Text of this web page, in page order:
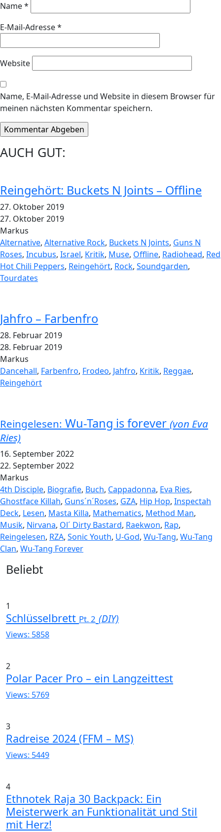
Name*
E-Mail-Adresse*
Website
Name, E-Mail-Adresse und Website in diesem Browser für
meinen nächsten Kommentar speichern.
AUCH GUT:
Reingehört: Buckets N Joints – Offline
27. Oktober 2019
27. Oktober 2019
Markus
Alternative, Alternative Rock, Buckets N Joints, Guns N
Roses, Incubus, Israel, Kritik, Muse, Offline, Radiohead, Red
Hot Chili Peppers, Reingehört, Rock, Soundgarden,
Tourdates
Jahfro – Farbenfro
28. Februar 2019
28. Februar 2019
Markus
Dancehall, Farbenfro, Frodeo, Jahfro, Kritik, Reggae,
Reingehört
Reingelesen: Wu-Tang is forever (von Eva
Ries)
16. September 2022
22. September 2022
Markus
4th Disciple, Biografie, Buch, Cappadonna, Eva Ries,
Ghostface Killah, Guns´n´Roses, GZA, Hip Hop, Inspectah
Deck, Lesen, Masta Killa, Mathematics, Method Man,
Musik, Nirvana, Ol´ Dirty Bastard, Raekwon, Rap,
Reingelesen, RZA, Sonic Youth, U-God, Wu-Tang, Wu-Tang
Clan, Wu-Tang Forever
Widgets
Beliebt
1
Schlüsselbrett Pt. 2 (DIY)
Views: 5858
2
Polar Pacer Pro – ein Langzeittest
Views: 5769
3
Radreise 2024 (FFM – MS)
Views: 5449
4
Ethnotek Raja 30 Backpack: Ein
Meisterwerk an Funktionalität und Stil
mit Herz!